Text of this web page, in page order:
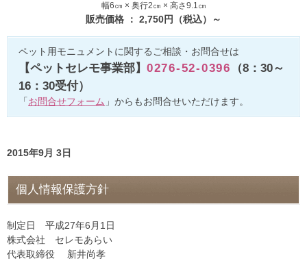
幅6㎝ × 奥行2㎝ × 高さ9.1㎝
販売価格 ： 2,750円（税込）～
ペット用モニュメントに関するご相談・お問合せは
【ペットセレモ事業部】 0276-52-0396 （8：30～
16：30受付）
「お問合せフォーム 」からもお問合せいただけます。
2015年9月 3日
個人情報保護方針
制定日 平成27年6月1日
株式会社 セレモあらい
代表取締役 新井尚孝